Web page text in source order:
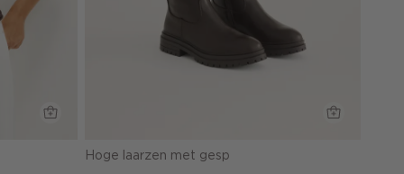
Hoge laarzen met gesp